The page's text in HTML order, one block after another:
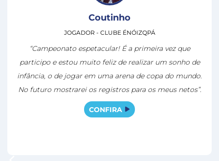
Coutinho
JOGADOR - CLUBE ÉNÓIZQPÁ
“Campeonato espetacular! É a primeira vez que
participo e estou muito feliz de realizar um sonho de
infância, o de jogar em uma arena de copa do mundo.
No futuro mostrarei os registros para os meus netos”.
CONFIRA